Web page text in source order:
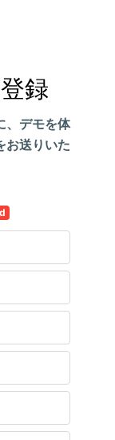
録
、デモを体
お送りいた